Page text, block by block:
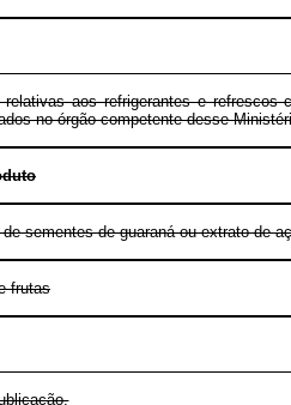
aos refrigerantes e
no órgão competente desse
sementes de guaraná ou extrato de
frutas